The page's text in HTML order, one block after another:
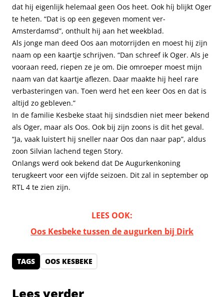
dat hij eigenlijk helemaal geen Oos heet. Ook híj blijkt Oger
te heten. “Dat is op een gegeven moment ver-
Amsterdamsd”, onthult hij aan het weekblad.
Als jonge man deed Oos aan motorrijden en moest hij zijn
naam op een kaartje schrijven. “Dan schreef ik Oger. Als je
vooraan reed, riepen ze je om. Die omroeper moest mijn
naam van dat kaartje aflezen. Daar maakte hij heel rare
verbasteringen van. Toen werd het een keer Oos en dat is
altijd zo gebleven.”
In de familie Kesbeke staat hij sindsdien niet meer bekend
als Oger, maar als Oos. Ook bij zijn zoons is dit het geval.
“Ja, vaak luistert hij sneller naar Oos dan naar pap”, aldus
zoon Silvian lachend tegen Story.
Onlangs werd ook bekend dat De Augurkenkoning
terugkeert voor een vijfde seizoen. Dit zal in september op
RTL 4 te zien zijn.
LEES OOK:
Oos Kesbeke tussen de augurken bij Dirk
TAGS OOS KESBEKE
Lees verder